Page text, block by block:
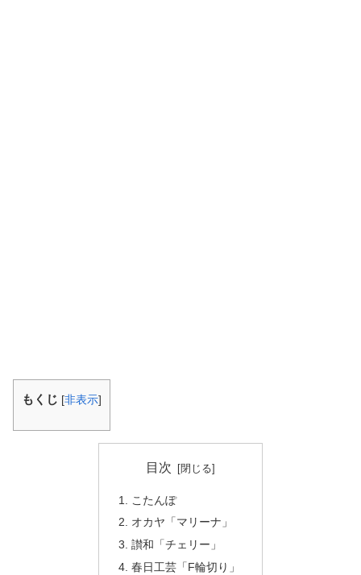
もくじ [非表示]
目次
こたんぽ
オカヤ「マリーナ」
讃和「チェリー」
春日工芸「F輪切り」